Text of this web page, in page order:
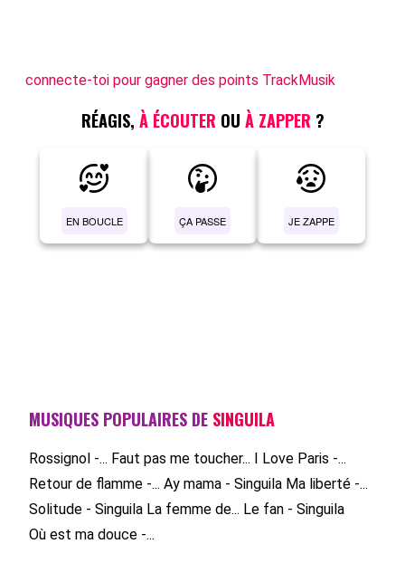
connecte-toi pour gagner des points TrackMusik
RÉAGIS, À ÉCOUTER OU À ZAPPER ?
EN BOUCLE ÇA PASSE JE ZAPPE
MUSIQUES POPULAIRES DE SINGUILA
Rossignol -... Faut pas me toucher... I Love Paris -...
Retour de flamme -... Ay mama - Singuila Ma liberté -...
Solitude - Singuila La femme de... Le fan - Singuila
Où est ma douce -...